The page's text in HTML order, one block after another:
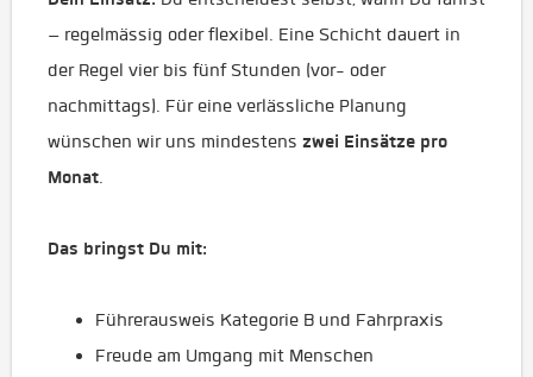
– regelmässig oder flexibel. Eine Schicht dauert in
der Regel vier bis fünf Stunden (vor- oder
nachmittags). Für eine verlässliche Planung
wünschen wir uns mindestens zwei Einsätze pro
Monat.
Das bringst Du mit:
Führerausweis Kategorie B und Fahrpraxis
Freude am Umgang mit Menschen